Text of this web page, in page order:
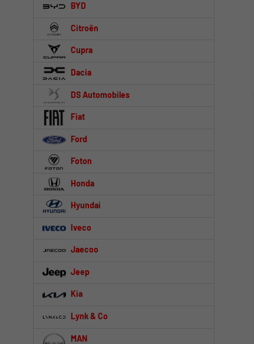
BYD
Citroën
Cupra
Dacia
DS Automobiles
Fiat
Ford
Foton
Honda
Hyundai
Iveco
Jaecoo
Jeep
Kia
Lynk & Co
MAN